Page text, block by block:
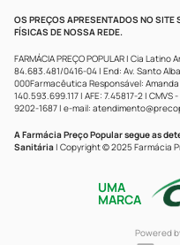
OS PREÇOS APRESENTADOS NO SITE
FÍSICAS DE NOSSA REDE.
FARMÁCIA PREÇO POPULAR | Cia
84.683.481/0416-04 | End: Av. Santo
000Farmacêutica Responsável: Amanda
140.593.699.117 | AFE: 7.45817-2 |
9202-1687 | e-mail:
A Farmácia Preço Popular segue as
Sanitária | Copyright © 2025 Farmácia
UMA
MARCA
Powered